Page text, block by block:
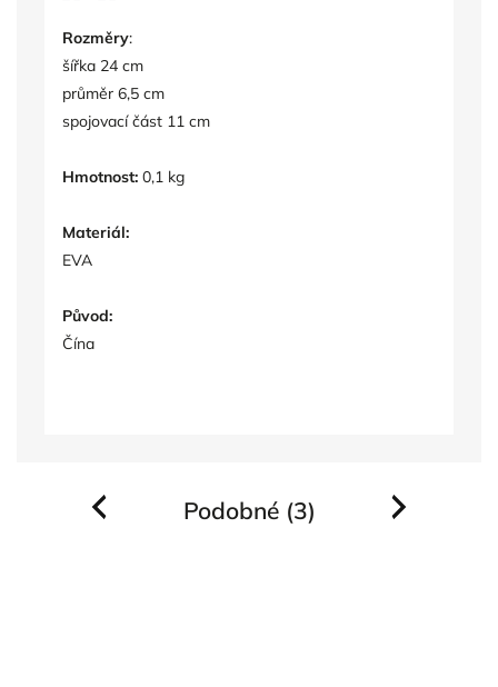
Rozměry:
šířka 24 cm
průměr 6,5 cm
spojovací část 11 cm
Hmotnost: 0,1 kg
Materiál:
EVA
Původ:
Čína
Podobné (3)
Previous Next